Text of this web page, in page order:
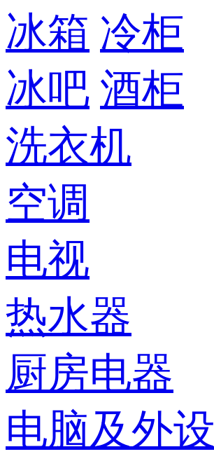
冰箱 冷柜
冰吧 酒柜
洗衣机
空调
电视
热水器
厨房电器
电脑及外设